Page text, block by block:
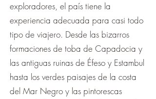
exploradores, el país tiene la
experiencia adecuada para casi todo
tipo de viajero. Desde las bizarros
formaciones de toba de Capadocia y
las antiguas ruinas de Éfeso y Estambul
hasta los verdes paisajes de la costa
del Mar Negro y las pintorescas